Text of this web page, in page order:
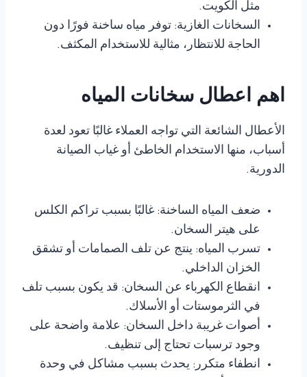
مثل الكويت.
السخانات الغازية: توفر مياه ساخنة فورًا دون
الحاجة للانتظار، مثالية للاستخدام المكثف.
اهم اعطال سخانات المياه
الأعطال الشائعة التي تواجه العملاء غالبًا تعود لعدة
أسباب، منها الاستخدام الخاطئ أو غياب الصيانة
الدورية.
ضعف المياه الساخنة: غالبًا بسبب تراكم الكلس
على هيتر السخان.
تسرب المياه: ينتج عن تلف الصمامات أو تشقق
الخزان الداخلي.
انقطاع الكهرباء عن السخان: قد يكون بسبب تلف
في الثرموستات أو الأسلاك.
أصوات غريبة داخل السخان: علامة واضحة على
وجود ترسبات تحتاج إلى تنظيف.
انطفاء متكرر: يحدث بسبب مشاكل في وحدة